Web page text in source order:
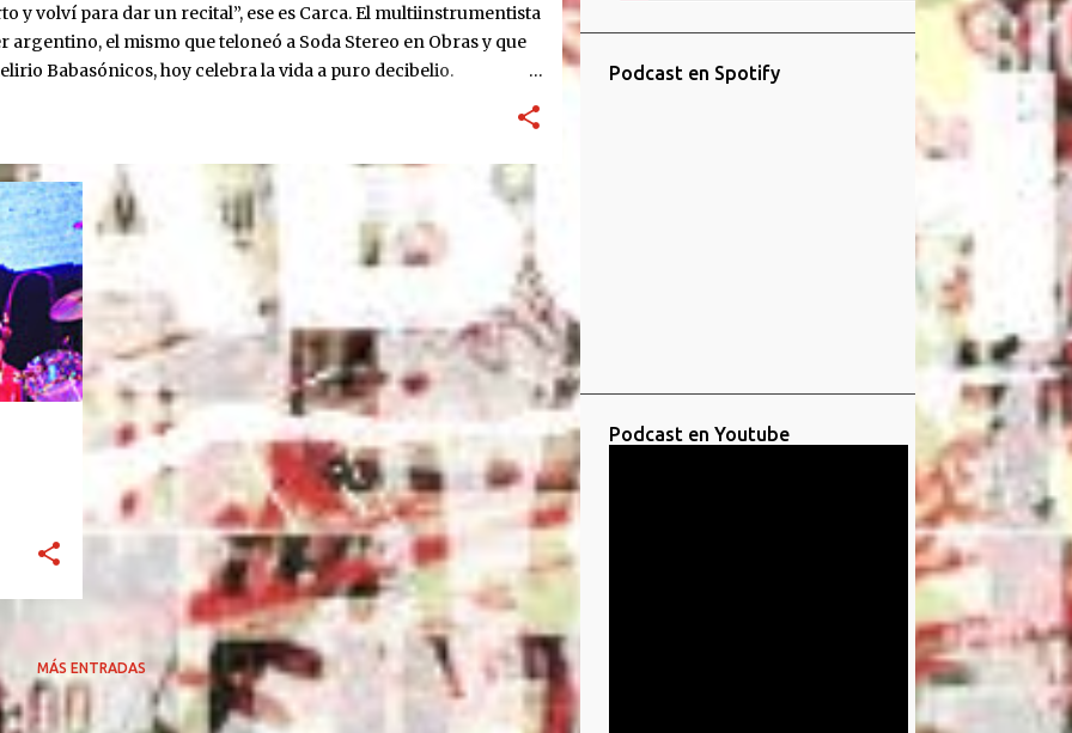
y volví para dar un recital”, ese es Carca. El multiinstrumentista
argentino, el mismo que teloneó a Soda Stereo en Obras y que
Babasónicos, hoy celebra la vida a puro decibelio.
Lo reviven. Sube al puesto 1 de la lista de trasplante. 11 de
sale el álbum. HOY, 6/11, 21 hs: La Trastienda. Su primer
que estoy vivo, no presentar un disco que ya todos
todavía con la cicatriz fresca pero la púa en la mano.
MÁS ENTRADAS
Podcast en Spotify
Podcast en Youtube